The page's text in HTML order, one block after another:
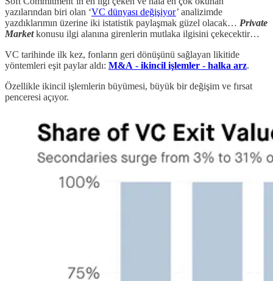
yazılarından biri olan ‘VC dünyası değişiyor’ analizimde
yazdıklarımın üzerine iki istatistik paylaşmak güzel olacak… Private
Marketkonusu ilgi alanına girenlerin mutlaka ilgisini çekecektir…
VC tarihinde ilk kez, fonların geri dönüşünü sağlayan likitide
yöntemleri eşit paylar aldı: M&A - ikincil işlemler - halka arz.
Özellikle ikincil işlemlerin büyümesi, büyük bir değişim ve fırsat
penceresi açıyor.